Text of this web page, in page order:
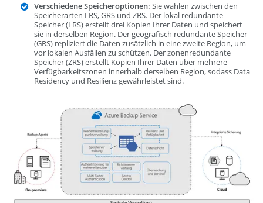
Verschiedene Speicheroptionen: Sie wählen zwischen den
Speicherarten LRS, GRS und ZRS. Der lokal redundante
Speicher (LRS) erstellt drei Kopien Ihrer Daten und speichert
sie in derselben Region. Der geografisch redundante Speicher
(GRS) repliziert die Daten zusätzlich in eine zweite Region, um
vor lokalen Ausfällen zu schützen. Der zonenredundante
Speicher (ZRS) erstellt Kopien Ihrer Daten über mehrere
Verfügbarkeitszonen innerhalb derselben Region, sodass Data
Residency und Resilienz gewährleistet sind.